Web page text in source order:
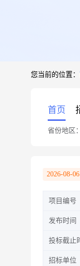
您当前的位置：
首页
省份地区：
2026-08-06
项目编号
发布时间
投标截止
招标单位